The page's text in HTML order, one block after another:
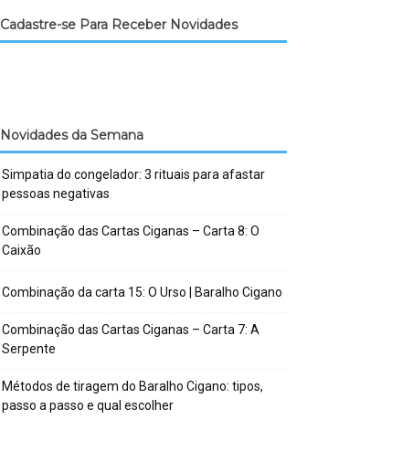
Cadastre-se Para Receber Novidades
Novidades da Semana
Simpatia do congelador: 3 rituais para afastar
pessoas negativas
Combinação das Cartas Ciganas – Carta 8: O
Caixão
Combinação da carta 15: O Urso | Baralho Cigano
Combinação das Cartas Ciganas – Carta 7: A
Serpente
Métodos de tiragem do Baralho Cigano: tipos,
passo a passo e qual escolher